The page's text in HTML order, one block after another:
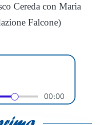
Cereda con Maria
Falcone)